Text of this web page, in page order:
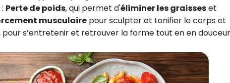
Perte de poids, qui permet d'éliminer les graisseset
musculaire pour sculpter et tonifier le corps et
pour s’entretenir et retrouver la forme tout en en